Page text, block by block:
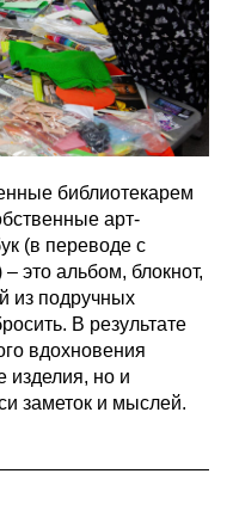
библиотекарем
арт-
(в переводе с
это альбом, блокнот,
из подручных
В результате
вдохновения
изделия, но и
заметок и мыслей.